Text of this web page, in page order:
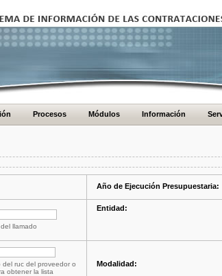
Procesos Módulos Información
Año de Ejecución Presupuestaria:
llamado
Entidad:
ruc del proveedor o
obtener la lista
Modalidad: